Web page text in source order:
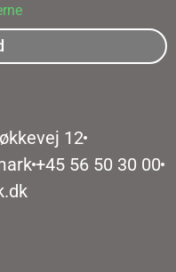
12
+45 56 50 30 00